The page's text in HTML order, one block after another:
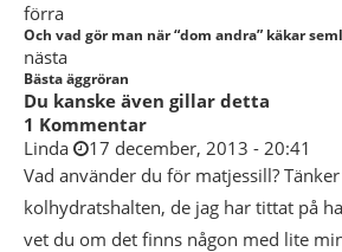
förra
Och vad gör man när “dom andra” käkar
nästa
Bästa äggröran
Du kanske även gillar detta
1 Kommentar
Linda
17 december, 2013 - 20:41
Vad använder du för matjessill?
kolhydratshalten, de jag har tittat på
vet du om det finns någon med lite